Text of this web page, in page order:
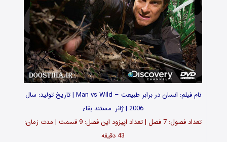
نام فیلم: انسان در برابر طبیعت – Man vs Wild | تاریخ تولید: سال
2006 | ژانر: مستند بقاء
تعداد فصول: 7 فصل | تعداد اپیزود این فصل: 9 قسمت | مدت زمان:
43 دقیقه